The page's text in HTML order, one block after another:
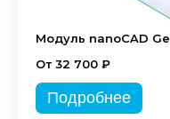
Модуль nanoCAD
От 32 700 ₽
Подробнее